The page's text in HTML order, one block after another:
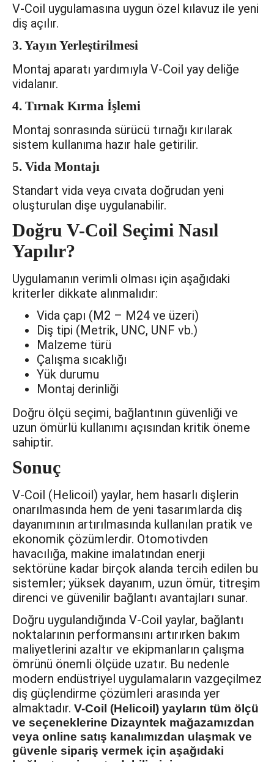
V-Coil uygulamasına uygun özel kılavuz ile yeni
diş açılır.
3. Yayın Yerleştirilmesi
Montaj aparatı yardımıyla V-Coil yay deliğe
vidalanır.
4. Tırnak Kırma İşlemi
Montaj sonrasında sürücü tırnağı kırılarak
sistem kullanıma hazır hale getirilir.
5. Vida Montajı
Standart vida veya cıvata doğrudan yeni
oluşturulan dişe uygulanabilir.
Doğru V-Coil Seçimi Nasıl
Yapılır?
Uygulamanın verimli olması için aşağıdaki
kriterler dikkate alınmalıdır:
Vida çapı (M2 – M24 ve üzeri)
Diş tipi (Metrik, UNC, UNF vb.)
Malzeme türü
Çalışma sıcaklığı
Yük durumu
Montaj derinliği
Doğru ölçü seçimi, bağlantının güvenliği ve
uzun ömürlü kullanımı açısından kritik öneme
sahiptir.
Sonuç
V-Coil (Helicoil) yaylar, hem hasarlı dişlerin
onarılmasında hem de yeni tasarımlarda diş
dayanımının artırılmasında kullanılan pratik ve
ekonomik çözümlerdir. Otomotivden
havacılığa, makine imalatından enerji
sektörüne kadar birçok alanda tercih edilen bu
sistemler; yüksek dayanım, uzun ömür, titreşim
direnci ve güvenilir bağlantı avantajları sunar.
Doğru uygulandığında V-Coil yaylar, bağlantı
noktalarının performansını artırırken bakım
maliyetlerini azaltır ve ekipmanların çalışma
ömrünü önemli ölçüde uzatır. Bu nedenle
modern endüstriyel uygulamaların vazgeçilmez
diş güçlendirme çözümleri arasında yer
almaktadır. V-Coil (Helicoil) yayların tüm ölçü
ve seçeneklerine Dizayntek mağazamızdan
veya online satış kanalımızdan ulaşmak ve
güvenle sipariş vermek için aşağıdaki